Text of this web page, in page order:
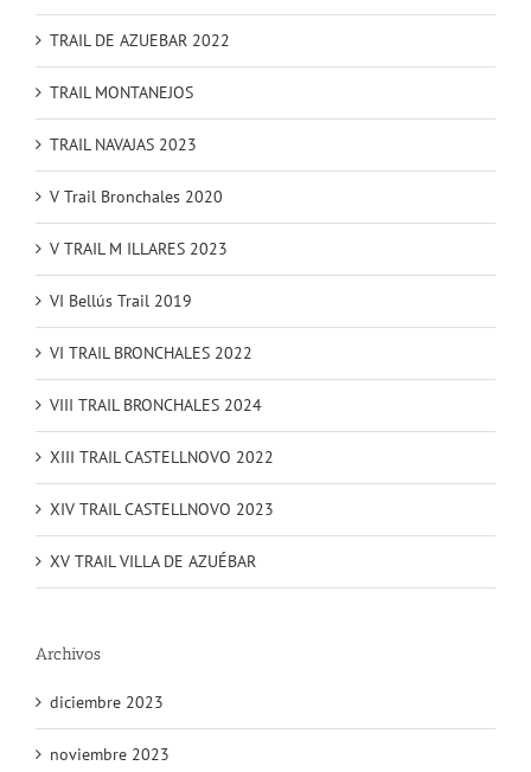
TRAIL DE AZUEBAR 2022
TRAIL MONTANEJOS
TRAIL NAVAJAS 2023
V Trail Bronchales 2020
V TRAIL M ILLARES 2023
VI Bellús Trail 2019
VI TRAIL BRONCHALES 2022
VIII TRAIL BRONCHALES 2024
XIII TRAIL CASTELLNOVO 2022
XIV TRAIL CASTELLNOVO 2023
XV TRAIL VILLA DE AZUÉBAR
Archivos
diciembre 2023
noviembre 2023